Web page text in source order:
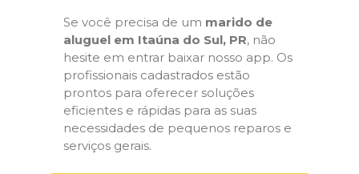
Se você precisa de um marido de
aluguel em Itaúna do Sul, PR, não
hesite em entrar baixar nosso app. Os
profissionais cadastrados estão
prontos para oferecer soluções
eficientes e rápidas para as suas
necessidades de pequenos reparos e
serviços gerais.